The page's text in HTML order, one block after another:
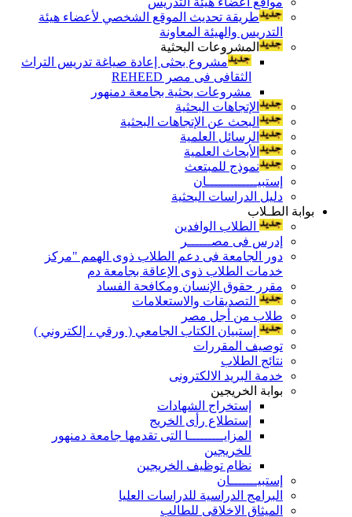
طريقة تحديث الموقع الشخصي لأعضاء هيئة
التدريس والهيئة المعاونة
المشروعات البحثية
مشروع بحثى إعادة صياغة تدريس التراث
الثقافى فى مصر REHEED
مشروعات بحثية بجامعة دمنهور
الإتجاهات البحثية
البحث عن الإتجاهات البحثية
الرسائل العلمية
الأبحاث العلمية
نموذج للمبتعث
إستبيـــــــــــــان
دليل الدراسات البحثية
بوابة الطـلاب
الطلاب الوافدين
إدرس فى مصــــــر
دور الجامعة فى دعم الطلاب ذوى الهمم "مركز
خدمات الطلاب ذوى الإعاقة بجامعة دم
مقرر حقوق الإنسان ومكافحة الفساد
التصديقات والاستعلامات
طلاب من أجل مصر
إستبيان الكتاب الجامعي ( ورقي ، إلكتروني )
توصيف المقررات
نتائج الطلاب
خدمة البريد الالكترونى
بوابة الخريجين
إستخراج الشهادات
إستطلاع رأى الخريج
المزايـــــــــا التى تقدمها جامعة دمنهور
للخريجين
نظام توظيف الخريجين
إستبيـــــــان
البرامج الدراسية للدراسات العليا
الميثاق الاخلاقى للطالب